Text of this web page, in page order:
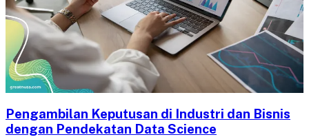
Pengambilan Keputusan di Industri dan Bisnis
dengan Pendekatan Data Science